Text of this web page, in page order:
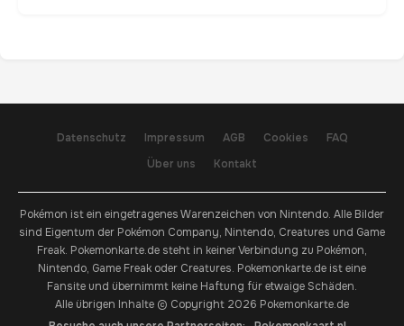
Datenschutz Impressum AGB Cookies
FAQ
Über uns
Kontakt
Pokémon ist ein eingetragenes Warenzeichen von Nintendo. Alle Bilder
sind Eigentum der Pokémon Company, Nintendo, Creatures und Game
Freak. Pokemonkarte.de steht in keiner Verbindung zu Pokémon,
Nintendo, Game Freak oder Creatures. Pokemonkarte.de ist eine
Fansite und übernimmt keine Haftung für etwaige Schäden.
Alle übrigen Inhalte © Copyright 2026 Pokemonkarte.de